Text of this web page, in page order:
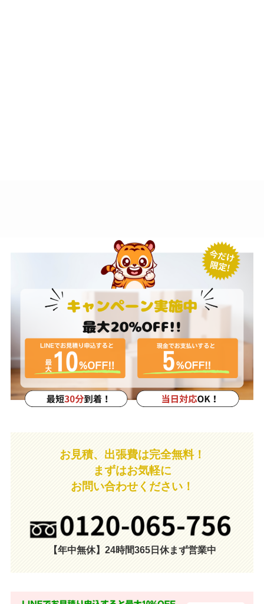
お見積、出張費は完全無料！
まずはお気軽に
お問い合わせください！
【年中無休】24時間365日休まず営業中